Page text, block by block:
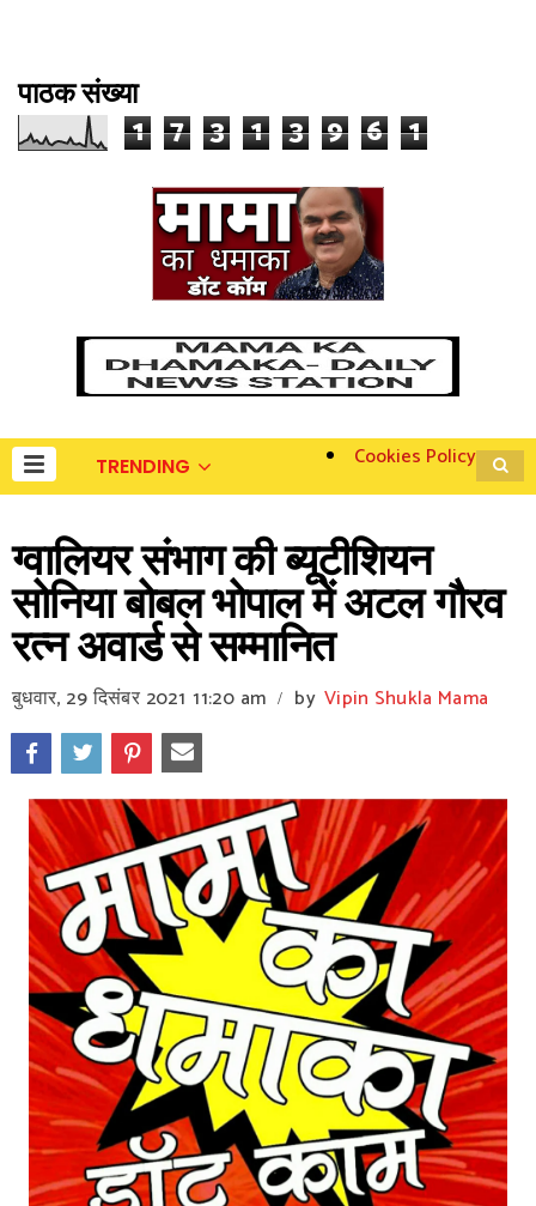
पाठक संख्या
1 7 3 1 3 9 6 1
TRENDING Cookies Policy
ग्वालियर संभाग की ब्यूटीशियन
सोनिया बोबल भोपाल में अटल गौरव
रत्न अवार्ड से सम्मानित
बुधवार, 29 दिसंबर 2021 11:20 am / by Vipin Shukla Mama